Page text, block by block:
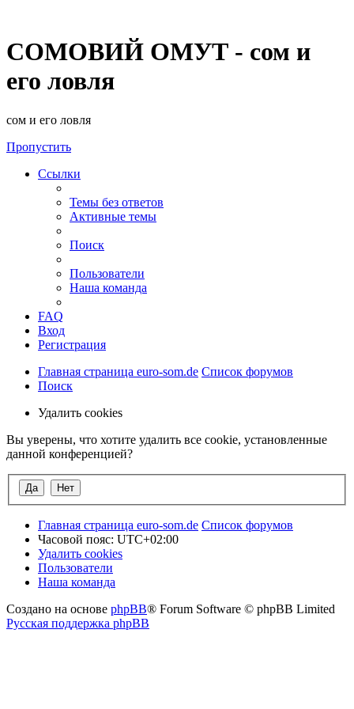
СОМОВИЙ ОМУТ - сом и
его ловля
сом и его ловля
Пропустить
Ссылки
Темы без ответов
Активные темы
Поиск
Пользователи
Наша команда
FAQ
Вход
Регистрация
Главная страница euro-som.de Список форумов
Поиск
Удалить cookies
Вы уверены, что хотите удалить все cookie, установленные
данной конференцией?
Главная страница euro-som.de Список форумов
Часовой пояс: UTC+02:00
Удалить cookies
Пользователи
Наша команда
Создано на основе phpBB® Forum Software © phpBB Limited
Русская поддержка phpBB